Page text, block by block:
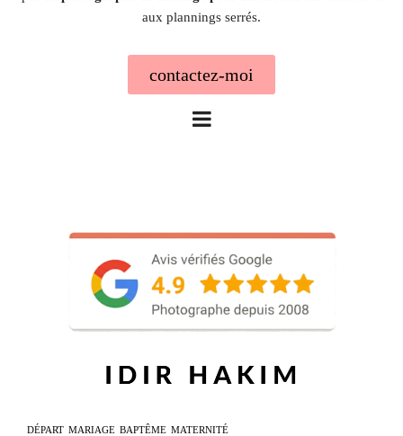
aux plannings serrés.
contactez-moi
DÉPART MARIAGE BAPTÊME MATERNITÉ